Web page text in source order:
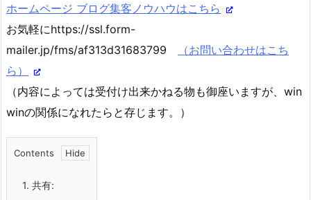
ホームページ ブログ集客ノウハウはこちら
お気軽にhttps://ssl.form-
mailer.jp/fms/af313d31683799
（お問い合わせはこち
ら）
（内容によっては受付け出来かねる物も御座いますが、win
winの関係になれたらと存じます。）
Contents
1. 共有: